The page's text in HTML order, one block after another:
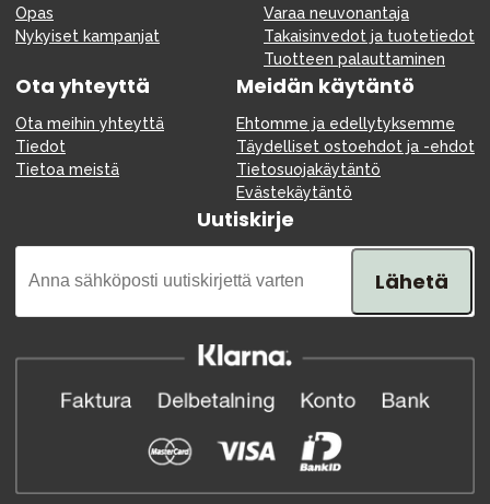
Opas
Nykyiset kampanjat
Varaa neuvonantaja
Takaisinvedot ja tuotetiedot
Tuotteen palauttaminen
Ota yhteyttä
Ota meihin yhteyttä
Tiedot
Tietoa meistä
Meidän käytäntö
Ehtomme ja edellytyksemme
Täydelliset ostoehdot ja -ehdot
Tietosuojakäytäntö
Evästekäytäntö
Uutiskirje
Lähetä